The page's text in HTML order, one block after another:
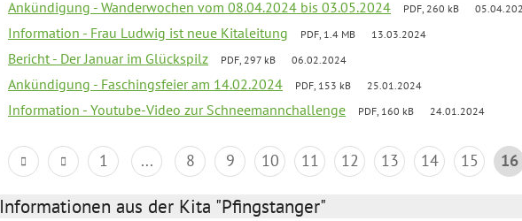
Ankündigung - Wanderwochen vom 08.04.2024 bis 03.05.2024 PDF, 260 kB
Information - Frau Ludwig ist neue Kitaleitung PDF, 1.4 MB 13.03.2024
Bericht - Der Januar im Glückspilz PDF, 297 kB 06.02.2024
Ankündigung - Faschingsfeier am 14.02.2024 PDF, 153 kB 25.01.2024
Information - Youtube-Video zur Schneemannchallenge PDF, 160 kB 24.01.2024
1 ... 8 9 10 11 12 13 14 15 16
Informationen aus der Kita "Pfingstanger"